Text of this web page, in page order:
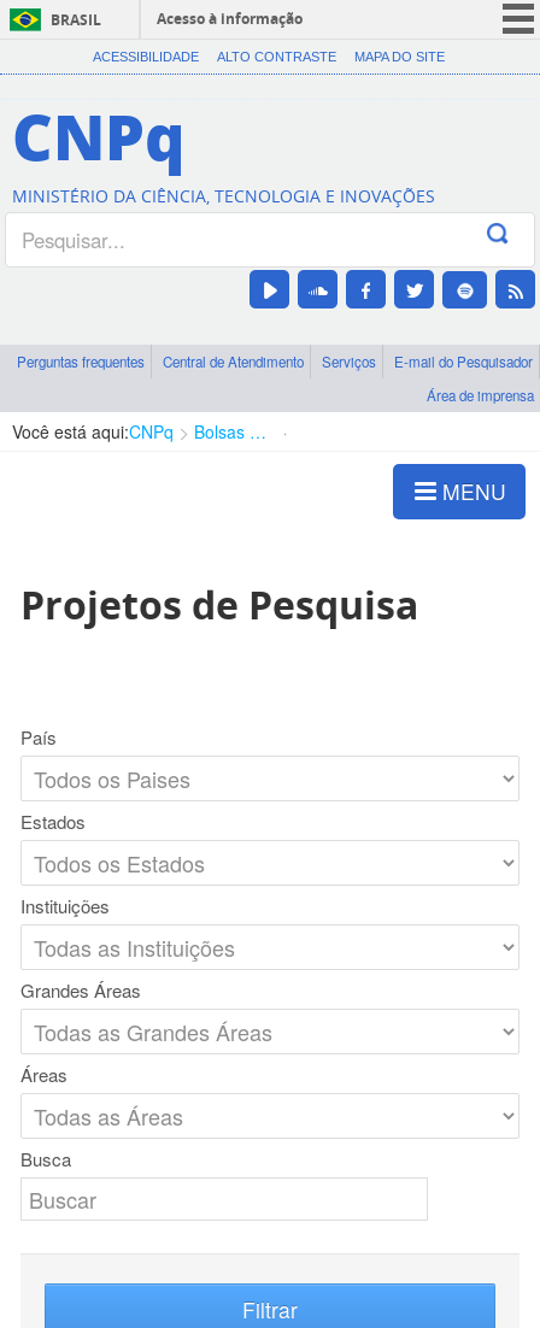
BRASIL
Acesso à informação
CORONAVÍRUS (COVID-19)
Canais
ACESSIBILIDADE ALTO CONTRASTE MAPA DO SITE
CNPq
MINISTÉRIO DA CIÊNCIA, TECNOLOGIA E INOVAÇÕES
Perguntas frequentes Central de Atendimento Serviços
E-mail do Pesquisador
Área de imprensa
Você está aqui:CNPq Bolsas e Auxílios Vigentes
MENU
Projetos de Pesquisa
País
Estados
Instituições
Grandes Áreas
Áreas
Busca
Filtrar